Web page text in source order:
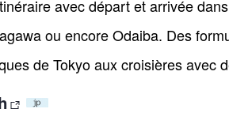
avec départ et arrivée
ou encore Odaiba. Des
de Tokyo aux croisières avec